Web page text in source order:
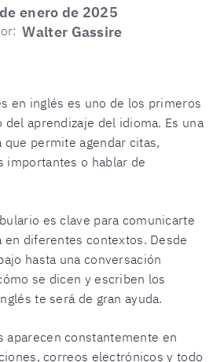
enero de 2025
Walter Gassire
en inglés es uno de los primeros
del aprendizaje del idioma. Es una
que permite agendar citas,
importantes o hablar de
es clave para comunicarte
en diferentes contextos. Desde
hasta una conversación
se dicen y escriben los
te será de gran ayuda.
aparecen constantemente en
correos electrónicos y todo